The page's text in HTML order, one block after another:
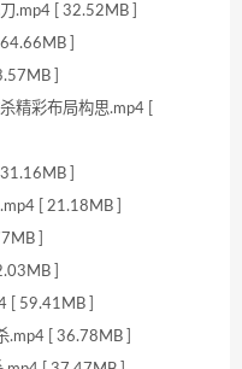
.mp4 [ 32.52MB ]
]
]
精彩布局构思.mp4 [
]
[ 21.18MB ]
]
]
[ 59.41MB ]
.mp4 [ 36.78MB ]